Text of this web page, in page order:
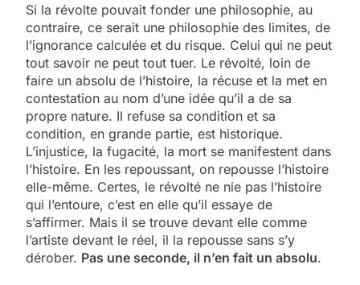
Si la révolte pouvait fonder une philosophie, au
contraire, ce serait une philosophie des limites, de
l’ignorance calculée et du risque. Celui qui ne peut
tout savoir ne peut tout tuer. Le révolté, loin de
faire un absolu de l’histoire, la récuse et la met en
contestation au nom d’une idée qu’il a de sa
propre nature. Il refuse sa condition et sa
condition, en grande partie, est historique.
L’injustice, la fugacité, la mort se manifestent dans
l’histoire. En les repoussant, on repousse l’histoire
elle-même. Certes, le révolté ne nie pas l’histoire
qui l’entoure, c’est en elle qu’il essaye de
s’affirmer. Mais il se trouve devant elle comme
l’artiste devant le réel, il la repousse sans s’y
dérober. Pas une seconde, il n’en fait un absolu.